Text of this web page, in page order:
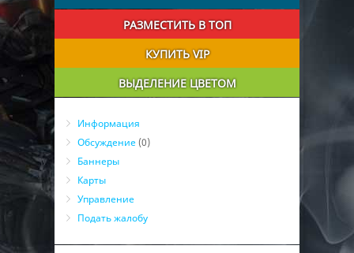
РАЗМЕСТИТЬ В ТОП
КУПИТЬ VIP
ВЫДЕЛЕНИЕ ЦВЕТОМ
Информация
Обсуждение (0)
Баннеры
Карты
Управление
Подать жалобу